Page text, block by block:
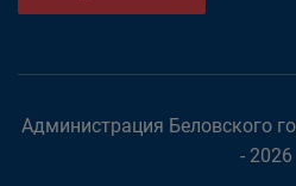
Администрация Беловского
- 2026